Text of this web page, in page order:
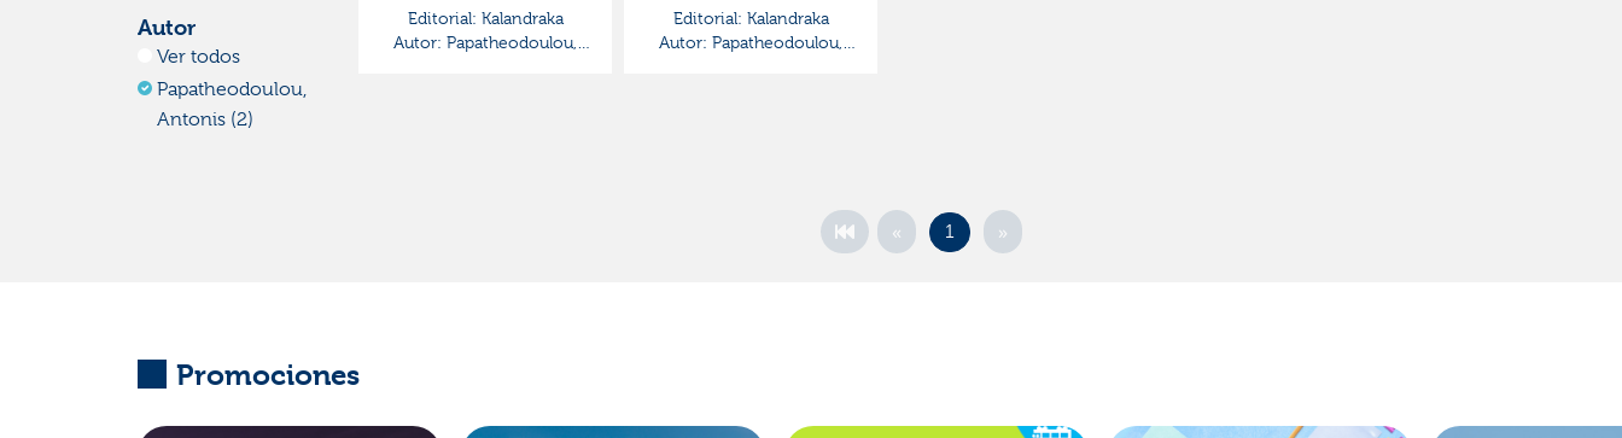
Autor
Ver todos
Papatheodoulou,
Antonis (2)
Editorial: Kalandraka
Autor: Papatheodoulou,
Editorial: Kalandraka
Autor: Papatheodoulou,
« 1 »
Promociones